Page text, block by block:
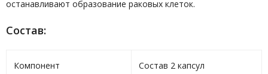
останавливают образование раковых клеток.
Состав:
Компонент Состав 2 капсул